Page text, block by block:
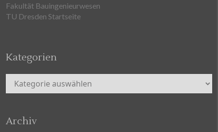
Fakultät Bauingenieurwesen
TU Dresden Startseite
Kategorien
Kategorien
Archiv